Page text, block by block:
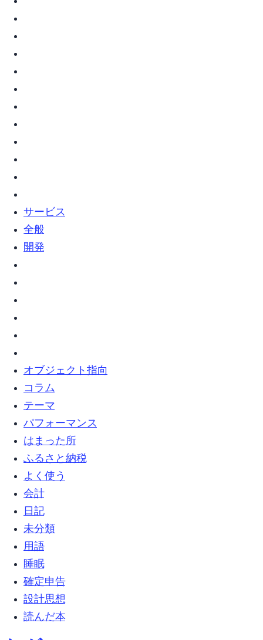
webサービス (2)
web全般 (5)
Web開発 (2)
オブジェクト指向 (5)
コラム (8)
テーマ (4)
パフォーマンス (1)
はまった所 (12)
ふるさと納税 (4)
よく使う (1)
会計 (1)
日記 (13)
未分類 (63)
用語 (2)
睡眠 (1)
確定申告 (1)
設計思想 (5)
読んだ本 (1)